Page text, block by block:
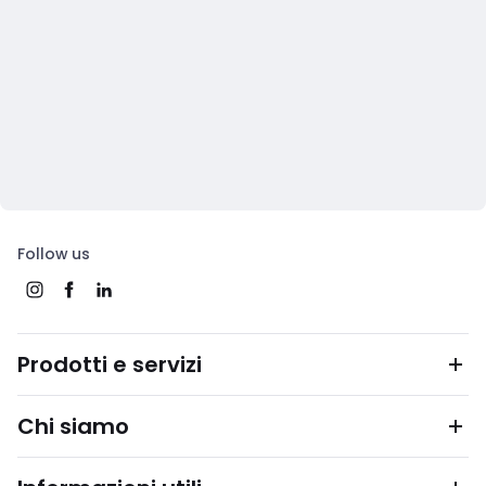
Follow us
Prodotti e servizi
Chi siamo